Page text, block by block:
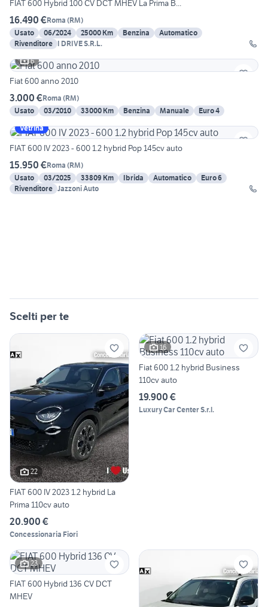
FIAT 600 Hybrid 100 CV DCT MHEV La Prima B...
16.490 €Roma (RM)
Usato
06/2024 25000 Km Benzina
Automatico
Rivenditore I DRIVE S.R.L.
6
Fiat 600 anno 2010
3.000 €Roma (RM)
Usato
03/2010 33000 Km Benzina Manuale
Euro 4
Vetrina
FIAT 600 IV 2023 - 600 1.2 hybrid Pop 145cv auto
15.950 €Roma (RM)
Usato
03/2025 33809 Km Ibrida Automatico
Euro 6
Rivenditore Jazzoni Auto
Scelti per te
22
FIAT 600 IV 2023 1.2 hybrid La
Prima 110cv auto
20.900 €
Concessionaria Fiori
16
Fiat 600 1.2 hybrid Business
110cv auto
19.900 €
Luxury Car Center S.r.l.
23
FIAT 600 Hybrid 136 CV DCT
MHEV